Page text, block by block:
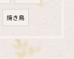
焼き鳥